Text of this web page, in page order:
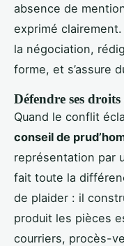
absence de
exprimé clairement.
la négociation,
forme, et s’assure
Défendre ses
Quand le conflit
conseil de
représentation par
fait toute la
de plaider : il
produit les pièces
courriers, procès-